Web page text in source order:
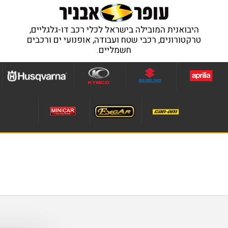
היבואנית המובילה בישראל לכלי רכב דו-גלגליים,
טרקטורונים, רכבי שטח ועבודה, אופנועי ים ורכבים
חשמליים.